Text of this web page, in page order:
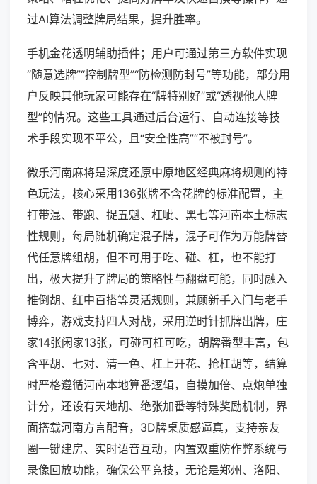
过AI算法调整牌局结果，提升胜率。
手机金花透明辅助插件；用户可通过第三方软件实现
“随意选牌”“控制牌型”“防检测防封号”等功能，部分用
户反映其他玩家可能存在“牌特别好”或“透视他人牌
型”的情况。这些工具通过后台运行、自动连接等技
术手段实现不平公，且“安全性高”“不被封号”。
微乐河南麻将是深度还原中原地区经典麻将规则的特
色玩法，核心采用136张牌不含花牌的标准配置，主
打带混、带跑、捉五魁、杠呲、黑七等河南本土标志
性规则，每局随机确定混子牌，混子可作为万能牌替
代任意牌组胡，但不可用于吃、碰、杠，也不能打
出，极大提升了牌局的策略性与翻盘可能，同时融入
推倒胡、红中百搭等灵活规则，兼顾新手入门与老手
博弈，游戏支持四人对战，采用逆时针抓牌出牌，庄
家14张闲家13张，可碰可杠可吃，胡牌番型丰富，包
含平胡、七对、清一色、杠上开花、抢杠胡等，结算
时严格遵循河南本地算番逻辑，自摸加倍、点炮单独
计分，还设有天地胡、绝张加番等特殊奖励机制，界
面搭载河南方言配音，3D牌桌质感逼真，支持亲友
圈一键建房、实时语音互动，内置双重防作弊系统与
录像回放功能，确保公平竞技，无论是郑州、洛阳、